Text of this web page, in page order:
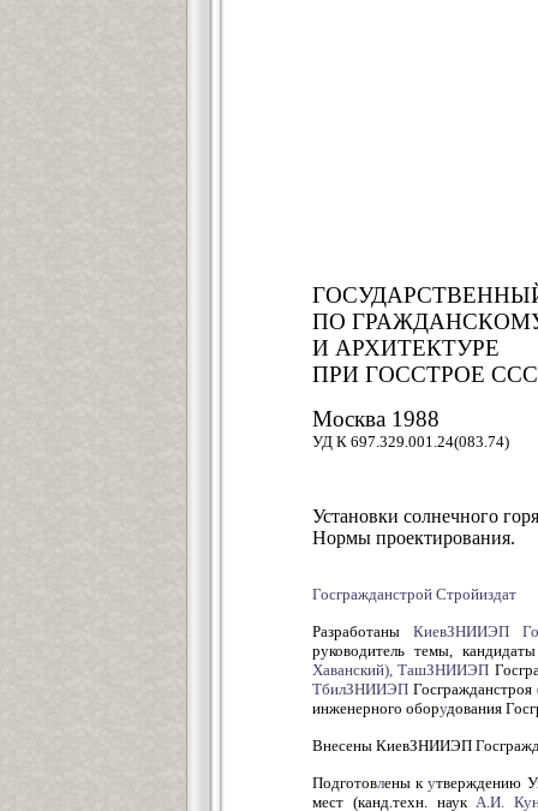
ПО
И АРХИТЕКТУРЕ
ПРИ ГОССТРОЕ
Москва 1988
УД К 697.329.001.24(083.74)
Установки солнечного
Нормы проектирования.
Госгражданстрой Стройиздат
Разработаны КиевЗНИИЭП
руководитель темы,
Хаванский), ТашЗНИИЭП
ТбилЗНИИЭП
инженерного оборудования
Внесены КиевЗНИИЭП
Подготовлены кутверждению
мест (канд.техн. наукА.И.